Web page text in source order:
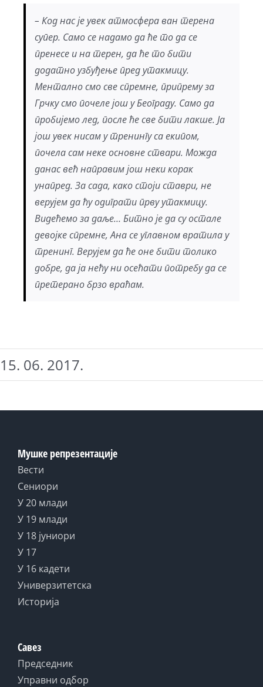
– Код нас је увек атмосфера ван терена
супер. Само се надамо да ће то да се
пренесе и на терен, да ће то бити
додатно узбуђење пред утакмицу.
Ментално смо све спремне, припрему за
Грчку смо почеле још у Београду. Само да
пробијемо лед, после ће све бити лакше. Ја
још увек нисам у тренингу са екипом,
почела сам неке основне ствари. Можда
данас већ направим још неки корак
унапред. За сада, како стоји ставри, не
верујем да ћу одиграти прву утакмицу.
Видећемо за даље… Битно је да су остале
девојке спремне, Ана се углавном вратила у
тренинг. Верујем да ће оне бити толико
добре, да ја нећу ни осећати потребу да се
претерано брзо враћам.
15. 06. 2017.
Мушке репрезентације
Вести
Сениори
У 20 млади
У 19 млади
У 18 јуниори
У 17
У 16 кадети
Универзитетска
Историја
Савез
Председник
Управни одбор